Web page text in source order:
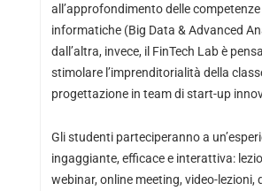
all’approfondimento delle
informatiche (Big Data & Advanced
dall’altra, invece, il FinTech Lab è
stimolare l’imprenditorialità della
progettazione in team di start-up
Gli studenti parteciperanno a
ingaggiante, efficace e interattiva:
webinar, online meeting, video-lezioni,